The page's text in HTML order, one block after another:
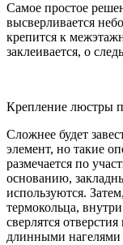
Самое простое
высверливается
крепится к
заклеивается, о
Крепление люстры
Сложнее будет
элемент, но такие
размечается по
основанию,
используются.
термокольца,
сверлятся
длинными нагелями